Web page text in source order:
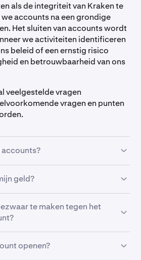
als de integriteit van Kraken te
accounts na een grondige
Het sluiten van accounts wordt
we activiteiten identificeren
beleid of een ernstig risico
en betrouwbaarheid van ons
veelgestelde vragen
vragen en punten
om een account te sluiten niet
gevallen zijn we echter
om zowel onze klanten als
Deze beslissingen worden
interne controle; om privacy-
kunnen we geen details over het
Dit beleid is van
ondersteuningskanalen, inclusief
geld?
wordt gesloten, worden alle
uitgeschakeld en is verder gebruik
die op jouw naam staat, tenzij
te maken tegen het
van accounts zijn over het
je echter denkt dat je account
openen?